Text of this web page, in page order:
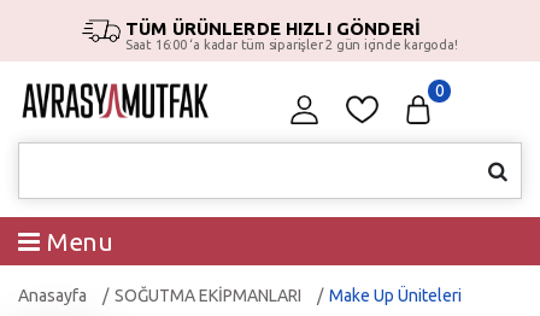
TÜM ÜRÜNLERDE HIZLI GÖNDERİ
Saat 16:00 ‘a kadar tüm siparişler 2 gün içinde kargoda!
0
Menu
Anasayfa SOĞUTMA EKİPMANLARI Make Up Üniteleri